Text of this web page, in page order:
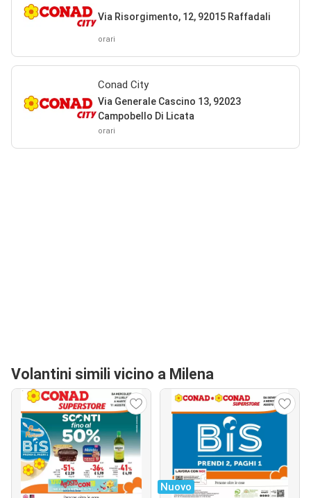
Via Risorgimento, 12, 92015 Raffadali
orari
Conad City
Via Generale Cascino 13, 92023
Campobello Di Licata
orari
Volantini simili vicino a Milena
Nuovo